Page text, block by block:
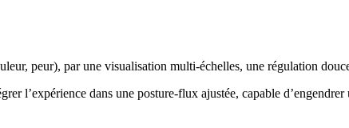
peur), par une visualisation multi-échelles, une régulation
l’expérience dans une posture-flux ajustée, capable